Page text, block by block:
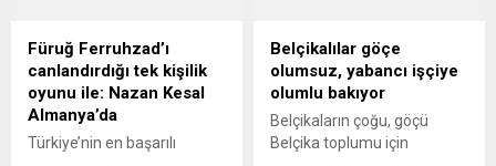
Füruğ Ferruhzad’ı
canlandırdığı tek kişilik
oyunu ile: Nazan Kesal
Almanya’da
Türkiye’nin en başarılı
Belçikalılar göçe
olumsuz, yabancı işçiye
olumlu bakıyor
Belçikaların çoğu, göçü
Belçika toplumu için